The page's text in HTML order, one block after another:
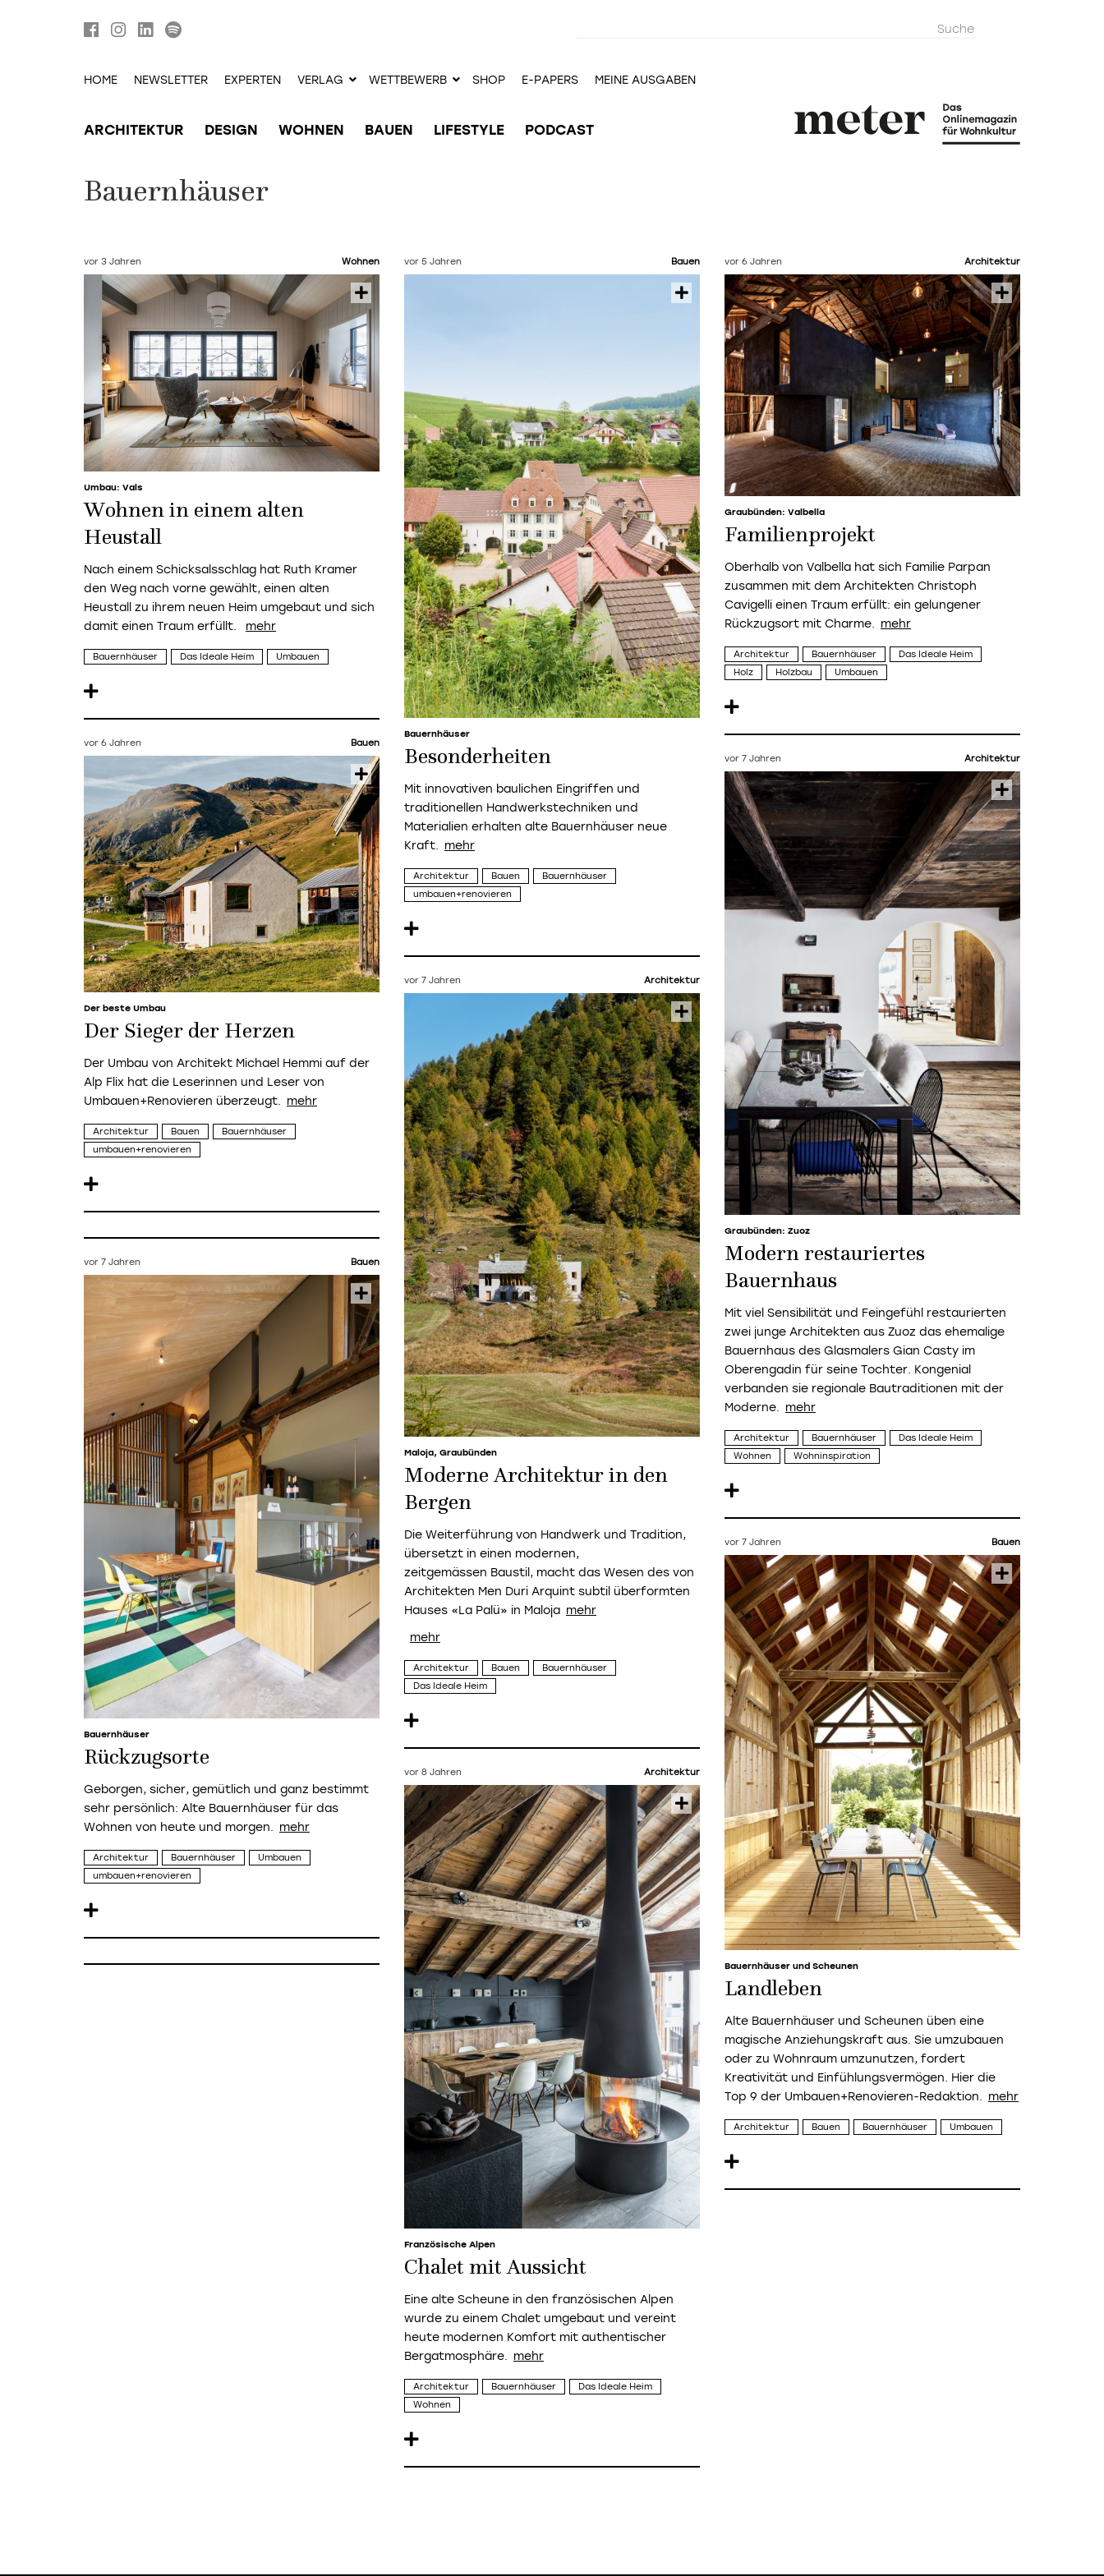
HOME NEWSLETTER EXPERTEN VERLAG WETTBEWERB SHOP E-PAPERS MEINE AUSGABEN
ARCHITEKTUR DESIGN WOHNEN BAUEN LIFESTYLE PODCAST
Bauernhäuser
vor 3 Jahren Wohnen
Umbau: Vals
Wohnen in einem alten
Heustall
Nach einem Schicksalsschlag hat Ruth Kramer
den Weg nach vorne gewählt, einen alten
Heustall zu ihrem neuen Heim umgebaut und sich
damit einen Traum erfüllt.
Bauernhäuser Das Ideale Heim Umbauen
vor 5 Jahren Bauen
Bauernhäuser
Besonderheiten
Mit innovativen baulichen Eingriffen und
traditionellen Handwerkstechniken und
Materialien erhalten alte Bauernhäuser neue
Kraft.
Architektur Bauen
Bauernhäuser
umbauen+renovieren
vor 6 Jahren Architektur
Graubünden: Valbella
Familienprojekt
Oberhalb von Valbella hat sich Familie Parpan
zusammen mit dem Architekten Christoph
Cavigelli einen Traum erfüllt: ein gelungener
Rückzugsort mit Charme.
Architektur Bauernhäuser
Das Ideale Heim
Holz
Holzbau Umbauen
vor 6 Jahren Bauen
Der beste Umbau
Der Sieger der Herzen
Der Umbau von Architekt Michael Hemmi auf der
Alp Flix hat die Leserinnen und Leser von
Umbauen+Renovieren überzeugt.
Architektur Bauen
Bauernhäuser
umbauen+renovieren
vor 7 Jahren Architektur
Graubünden: Zuoz
Modern restauriertes
Bauernhaus
Mit viel Sensibilität und Feingefühl restaurierten
zwei junge Architekten aus Zuoz das ehemalige
Bauernhaus des Glasmalers Gian Casty im
Oberengadin für seine Tochter. Kongenial
verbanden sie regionale Bautraditionen mit der
Moderne.
Architektur Bauernhäuser
Das Ideale Heim
Wohnen
Wohninspiration
vor 7 Jahren Architektur
Maloja, Graubünden
Moderne Architektur in den
Bergen
Die Weiterführung von Handwerk und Tradition,
übersetzt in einen modernen,
zeitgemässen Baustil, macht das Wesen des von
Architekten Men Duri Arquint subtil überformten
Hauses «La Palü» in Maloja
Architektur Bauen
Bauernhäuser
Das Ideale Heim
vor 7 Jahren Bauen
Bauernhäuser
Rückzugsorte
Geborgen, sicher, gemütlich und ganz bestimmt
sehr persönlich: Alte Bauernhäuser für das
Wohnen von heute und morgen.
Architektur Bauernhäuser
Umbauen
umbauen+renovieren
vor 7 Jahren Bauen
Bauernhäuser und Scheunen
Landleben
Alte Bauernhäuser und Scheunen üben eine
magische Anziehungskraft aus. Sie umzubauen
oder zu Wohnraum umzunutzen, fordert
Kreativität und Einfühlungsvermögen. Hier die
Top 9 der Umbauen+Renovieren-Redaktion.
Architektur Bauen Bauernhäuser Umbauen
vor 8 Jahren Architektur
Französische Alpen
Chalet mit Aussicht
Eine alte Scheune in den französischen Alpen
wurde zu einem Chalet umgebaut und vereint
heute modernen Komfort mit authentischer
Bergatmosphäre.
Architektur Bauernhäuser
Das Ideale Heim
Wohnen